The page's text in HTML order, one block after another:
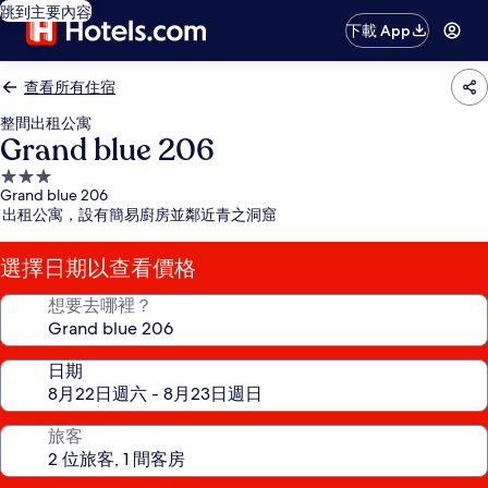
跳到主要內容
下載 App
查看所有住宿
整間出租公寓
Grand blue 206
3.0
星
級
住
宿
Grand blue 206
出租公寓，設有簡易廚房並鄰近青之洞窟
選擇日期以查看價格
想要去哪裡？
日期
旅客